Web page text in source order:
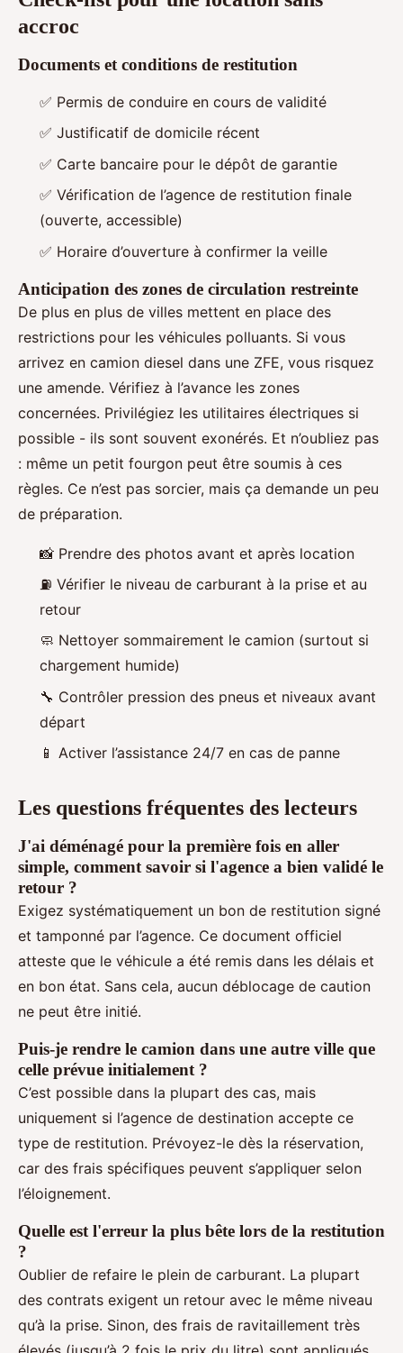
accroc
Documents et conditions de restitution
✅ Permis de conduire en cours de validité
✅ Justificatif de domicile récent
✅ Carte bancaire pour le dépôt de garantie
✅ Vérification de l’agence de restitution finale
(ouverte, accessible)
✅ Horaire d’ouverture à confirmer la veille
Anticipation des zones de circulation restreinte
De plus en plus de villes mettent en place des
restrictions pour les véhicules polluants. Si vous
arrivez en camion diesel dans une ZFE, vous risquez
une amende. Vérifiez à l’avance les zones
concernées. Privilégiez les utilitaires électriques si
possible - ils sont souvent exonérés. Et n’oubliez pas
: même un petit fourgon peut être soumis à ces
règles. Ce n’est pas sorcier, mais ça demande un peu
de préparation.
📸 Prendre des photos avant et après location
⛽ Vérifier le niveau de carburant à la prise et au
retour
🧼 Nettoyer sommairement le camion (surtout si
chargement humide)
🔧 Contrôler pression des pneus et niveaux avant
départ
📱 Activer l’assistance 24/7 en cas de panne
Les questions fréquentes des lecteurs
J'ai déménagé pour la première fois en aller
simple, comment savoir si l'agence a bien validé le
retour ?
Exigez systématiquement un bon de restitution signé
et tamponné par l’agence. Ce document officiel
atteste que le véhicule a été remis dans les délais et
en bon état. Sans cela, aucun déblocage de caution
ne peut être initié.
Puis-je rendre le camion dans une autre ville que
celle prévue initialement ?
C’est possible dans la plupart des cas, mais
uniquement si l’agence de destination accepte ce
type de restitution. Prévoyez-le dès la réservation,
car des frais spécifiques peuvent s’appliquer selon
l’éloignement.
Quelle est l'erreur la plus bête lors de la restitution
?
Oublier de refaire le plein de carburant. La plupart
des contrats exigent un retour avec le même niveau
qu’à la prise. Sinon, des frais de ravitaillement très